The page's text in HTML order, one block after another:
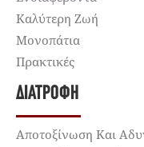
Καλύτερη Ζωή
Μονοπάτια
Πρακτικές
ΔΙΑΤΡΟΦΉ
Αποτοξίνωση Και